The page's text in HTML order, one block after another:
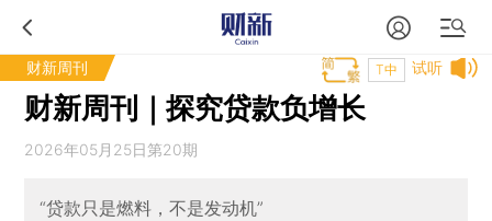
财新周刊 试听
T中
财新周刊｜探究贷款负增长
2026年05月25日第20期
“贷款只是燃料，不是发动机”